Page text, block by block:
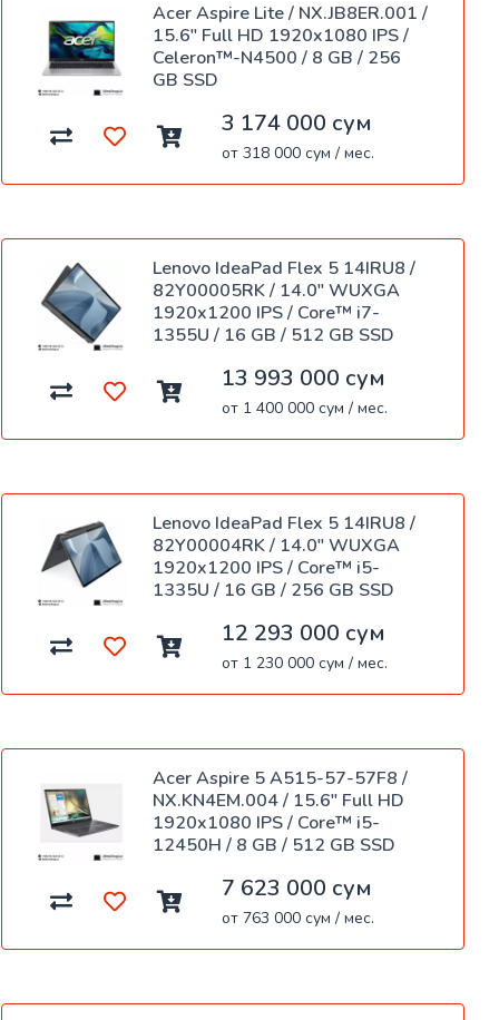
Acer Aspire Lite / NX.JB8ER.001 /
15.6" Full HD 1920x1080 IPS /
Celeron™-N4500 / 8 GB / 256
GB SSD
3 174 000 сум
от 318 000 сум / мес.
Lenovo IdeaPad Flex 5 14IRU8 /
82Y00005RK / 14.0" WUXGA
1920x1200 IPS / Core™ i7-
1355U / 16 GB / 512 GB SSD
13 993 000 сум
от 1 400 000 сум / мес.
Lenovo IdeaPad Flex 5 14IRU8 /
82Y00004RK / 14.0" WUXGA
1920x1200 IPS / Core™ i5-
1335U / 16 GB / 256 GB SSD
12 293 000 сум
от 1 230 000 сум / мес.
Acer Aspire 5 A515-57-57F8 /
NX.KN4EM.004 / 15.6" Full HD
1920x1080 IPS / Core™ i5-
12450H / 8 GB / 512 GB SSD
7 623 000 сум
от 763 000 сум / мес.